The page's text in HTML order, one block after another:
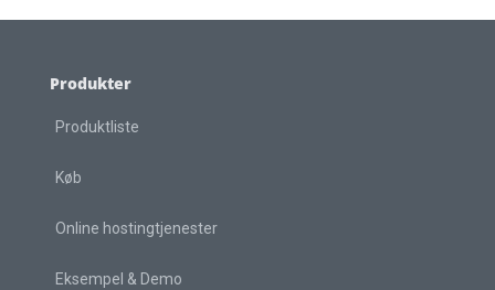
Produkter
Produktliste
Køb
Online hostingtjenester
Eksempel & Demo